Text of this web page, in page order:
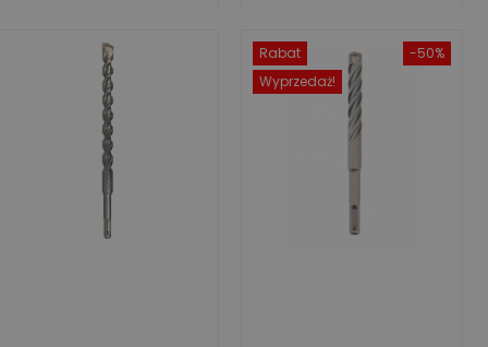
-50%
Rabat
Wyprzedaż!